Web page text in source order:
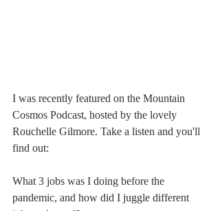
I was recently featured on the Mountain
Cosmos Podcast, hosted by the lovely
Rouchelle Gilmore. Take a listen and you'll
find out:
What 3 jobs was I doing before the
pandemic, and how did I juggle different